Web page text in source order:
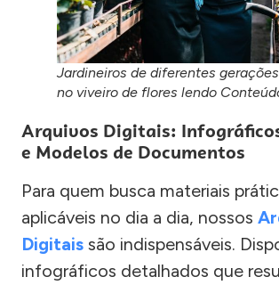
Jardineiros de diferentes
no viveiro de flores lendo
Arquivos Digitais:
e Modelos de Documentos
Para quem busca materiais
aplicáveis no dia a dia, nossos
Digitais são indispensáveis.
infográficos detalhados que